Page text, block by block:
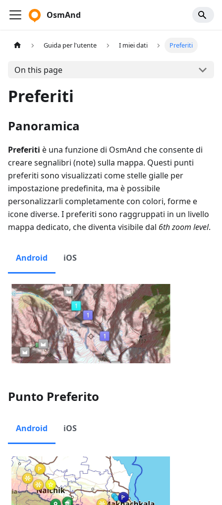
OsmAnd
Guida per l'utente I miei dati Preferiti
On this page
Preferiti
Panoramica
Preferiti è una funzione di OsmAnd che consente di
creare segnalibri (note) sulla mappa. Questi punti
preferiti sono visualizzati come stelle gialle per
impostazione predefinita, ma è possibile
personalizzarli completamente con colori, forme e
icone diverse. I preferiti sono raggruppati in un livello
mappa dedicato, che diventa visibile dal 6th zoom level.
Android iOS
Punto Preferito
Android iOS